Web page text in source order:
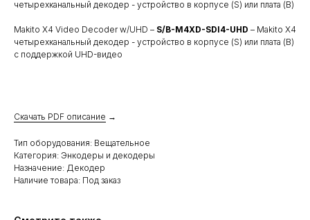
четырехканальный декодер - устройство в корпусе (S) или плата (B)
Makito X4 Video Decoder w/UHD – S/B-M4XD-SDI4-UHD – Makito X4
четырехканальный декодер - устройство в корпусе (S) или плата (B)
с поддержкой UHD-видео
Скачать PDF описание →
Тип оборудования: Вещательное
Категория: Энкодеры и декодеры
Назначение: Декодер
Наличие товара: Под заказ